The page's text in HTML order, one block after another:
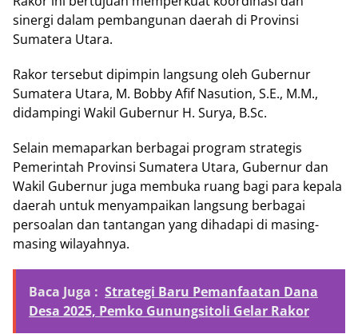
sinergi dalam pembangunan daerah di Provinsi
Sumatera Utara.
Rakor tersebut dipimpin langsung oleh Gubernur
Sumatera Utara, M. Bobby Afif Nasution, S.E., M.M.,
didampingi Wakil Gubernur H. Surya, B.Sc.
Selain memaparkan berbagai program strategis
Pemerintah Provinsi Sumatera Utara, Gubernur dan
Wakil Gubernur juga membuka ruang bagi para kepala
daerah untuk menyampaikan langsung berbagai
persoalan dan tantangan yang dihadapi di masing-
masing wilayahnya.
Baca Juga : Strategi Baru Pemanfaatan Dana
Desa 2025, Pemko Gunungsitoli Gelar Rakor